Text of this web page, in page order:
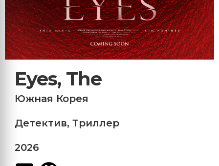
Eyes, The
Южная Корея
Детектив, Триллер
2026